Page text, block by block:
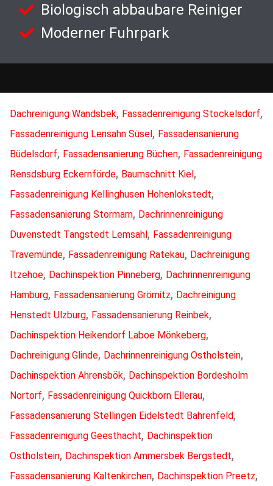
Biologisch abbaubare Reiniger
Moderner Fuhrpark
Dachreinigung Wandsbek, Fassadenreinigung Stockelsdorf,
Fassadenreinigung Lensahn Süsel, Fassadensanierung
Büdelsdorf, Fassadensanierung Büchen, Fassadenreinigung
Rensdsburg Eckernförde, Baumschnitt Kiel,
Fassadenreinigung Kellinghusen Hohenlokstedt,
Fassadensanierung Stormarn, Dachrinnenreinigung
Duvenstedt Tangstedt Lemsahl, Fassadenreinigung
Travemünde, Fassadenreinigung Ratekau, Dachreinigung
Itzehoe, Dachinspektion Pinneberg, Dachrinnenreinigung
Hamburg, Fassadensanierung Grömitz, Dachreinigung
Henstedt Ulzburg, Fassadensanierung Reinbek,
Dachinspektion Heikendorf Laboe Mönkeberg,
Dachreinigung Glinde, Dachrinnenreinigung Ostholstein,
Dachinspektion Ahrensbök, Dachinspektion Bordesholm
Nortorf, Fassadenreinigung Quickborn Ellerau,
Fassadensanierung Stellingen Eidelstedt Bahrenfeld,
Fassadenreinigung Geesthacht, Dachinspektion
Ostholstein, Dachinspektion Ammersbek Bergstedt,
Fassadensanierung Kaltenkirchen, Dachinspektion Preetz,